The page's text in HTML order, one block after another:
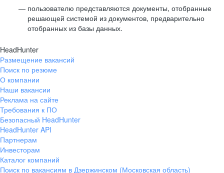
пользователю представляются документы, отобранные
решающей системой из документов, предварительно
отобранных из базы данных.
HeadHunter
Размещение вакансий
Поиск по резюме
О компании
Наши вакансии
Реклама на сайте
Требования к ПО
Безопасный HeadHunter
HeadHunter API
Партнерам
Инвесторам
Каталог компаний
Поиск по вакансиям в Дзержинском (Московская область)